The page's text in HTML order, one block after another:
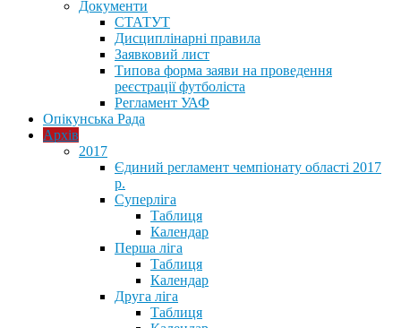
Документи
СТАТУТ
Дисциплінарні правила
Заявковий лист
Типова форма заяви на проведення
реєстрації футболіста
Регламент УАФ
Опікунська Рада
Архів
2017
Єдиний регламент чемпіонату області 2017
р.
Суперліга
Таблиця
Календар
Перша ліга
Таблиця
Календар
Друга ліга
Таблиця